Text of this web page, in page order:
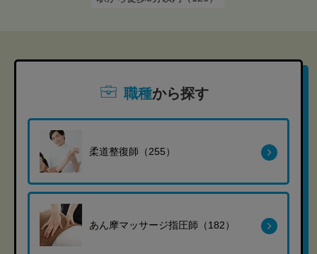
職種から探す
柔道整復師（255）
あん摩マッサージ指圧師（182）